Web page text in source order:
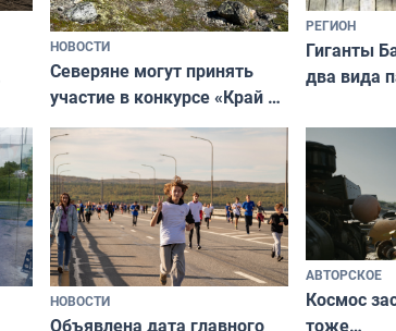
НОВОСТИ
Северяне могут принять
участие в конкурсе «Край у
северной границы: фотогид
по Печенгскому округу»
РЕГИОН
Гиганты
два вида
НОВОСТИ
Объявлена дата главного
АВТОРСКОЕ
Космос
тоже…